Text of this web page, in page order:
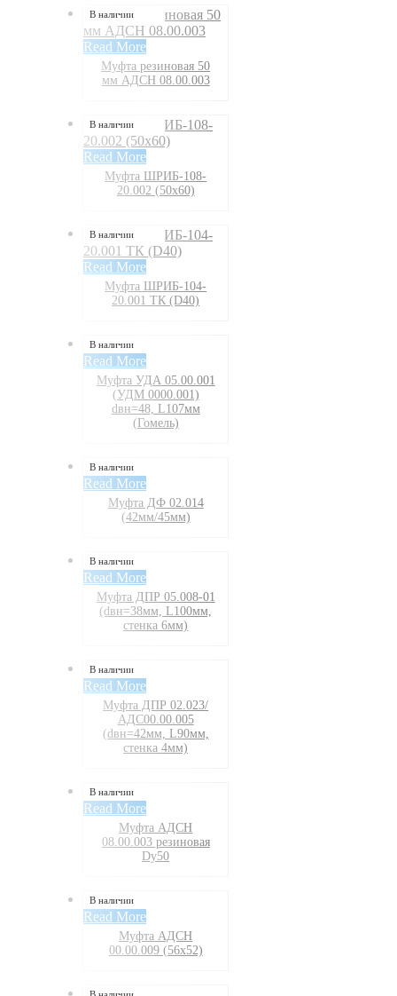
В наличии
Read More
Муфта резиновая 50
мм АДСН 08.00.003
В наличии
Read More
Муфта ШРИБ-108-
20.002 (50х60)
В наличии
Read More
Муфта ШРИБ-104-
20.001 ТК (D40)
В наличии
Read More
Муфта УДА 05.00.001
(УДМ 0000.001)
dвн=48, L107мм
(Гомель)
В наличии
Read More
Муфта ДФ 02.014
(42мм/45мм)
В наличии
Read More
Муфта ДПР 05.008-01
(dвн=38мм, L100мм,
стенка 6мм)
В наличии
Read More
Муфта ДПР 02.023/
АДС00.00.005
(dвн=42мм, L90мм,
стенка 4мм)
В наличии
Read More
Муфта АДСН
08.00.003 резиновая
Dy50
В наличии
Read More
Муфта АДСН
00.00.009 (56х52)